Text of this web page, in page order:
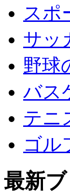
スポ
サッ
野球
バス
テニ
ゴル
最新